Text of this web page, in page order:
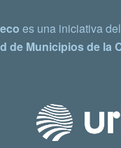
es una iniciativa del
de Municipios de la